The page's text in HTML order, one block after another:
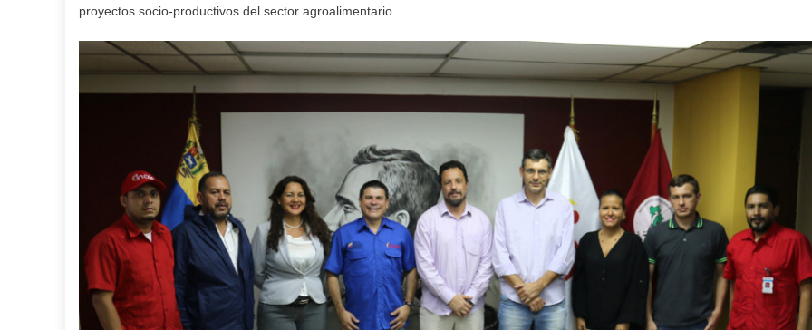
proyectos socio-productivos del sector agroalimentario.